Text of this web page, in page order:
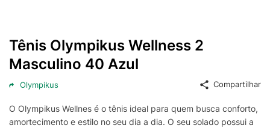
Tênis Olympikus Wellness 2
Masculino 40 Azul
Olympikus Compartilhar
O Olympikus Wellnes é o tênis ideal para quem busca conforto,
amortecimento e estilo no seu dia a dia. O seu solado possui a